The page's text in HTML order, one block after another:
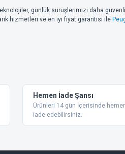
günlük sürüşlerimizi daha
hizmetleri ve en iyi fiyat garantisi ile
Hemen İade Şansı
Ürünleri 14 gün İçerisinde
iade edebilirsiniz.